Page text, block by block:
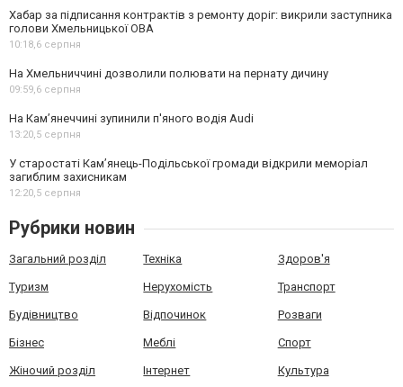
Хабар за підписання контрактів з ремонту доріг: викрили заступника
голови Хмельницької ОВА
10:18,6 серпня
На Хмельниччині дозволили полювати на пернату дичину
09:59,6 серпня
На Камʼянеччині зупинили п'яного водія Audi
13:20,5 серпня
У старостаті Кам’янець-Подільської громади відкрили меморіал
загиблим захисникам
12:20,5 серпня
Рубрики новин
Загальний розділ Техніка Здоров'я
Туризм Нерухомість Транспорт
Будівництво Відпочинок Розваги
Бізнес Меблі Спорт
Жіночий розділ Інтернет Культура